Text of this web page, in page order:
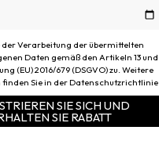
Torquise Breeze
HORIZON LONGSLEEVE
89,00€
Verarbeitung der übermittelten
Daten gemäß den Artikeln 13 und
(EU) 2016/679 (DSGVO) zu. Weitere
Sie in der Datenschutzrichtlinie
SIE SICH UND
SIE RABATT